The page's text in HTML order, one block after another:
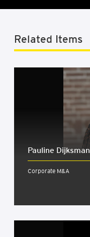
Related Items
Pauline Dijksman
Corporate M&A